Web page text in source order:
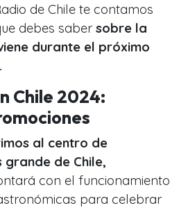
de Chile te contamos
debes saber sobre la
durante el próximo
Chile 2024:
al centro de
grande de Chile,
con el funcionamiento
para celebrar